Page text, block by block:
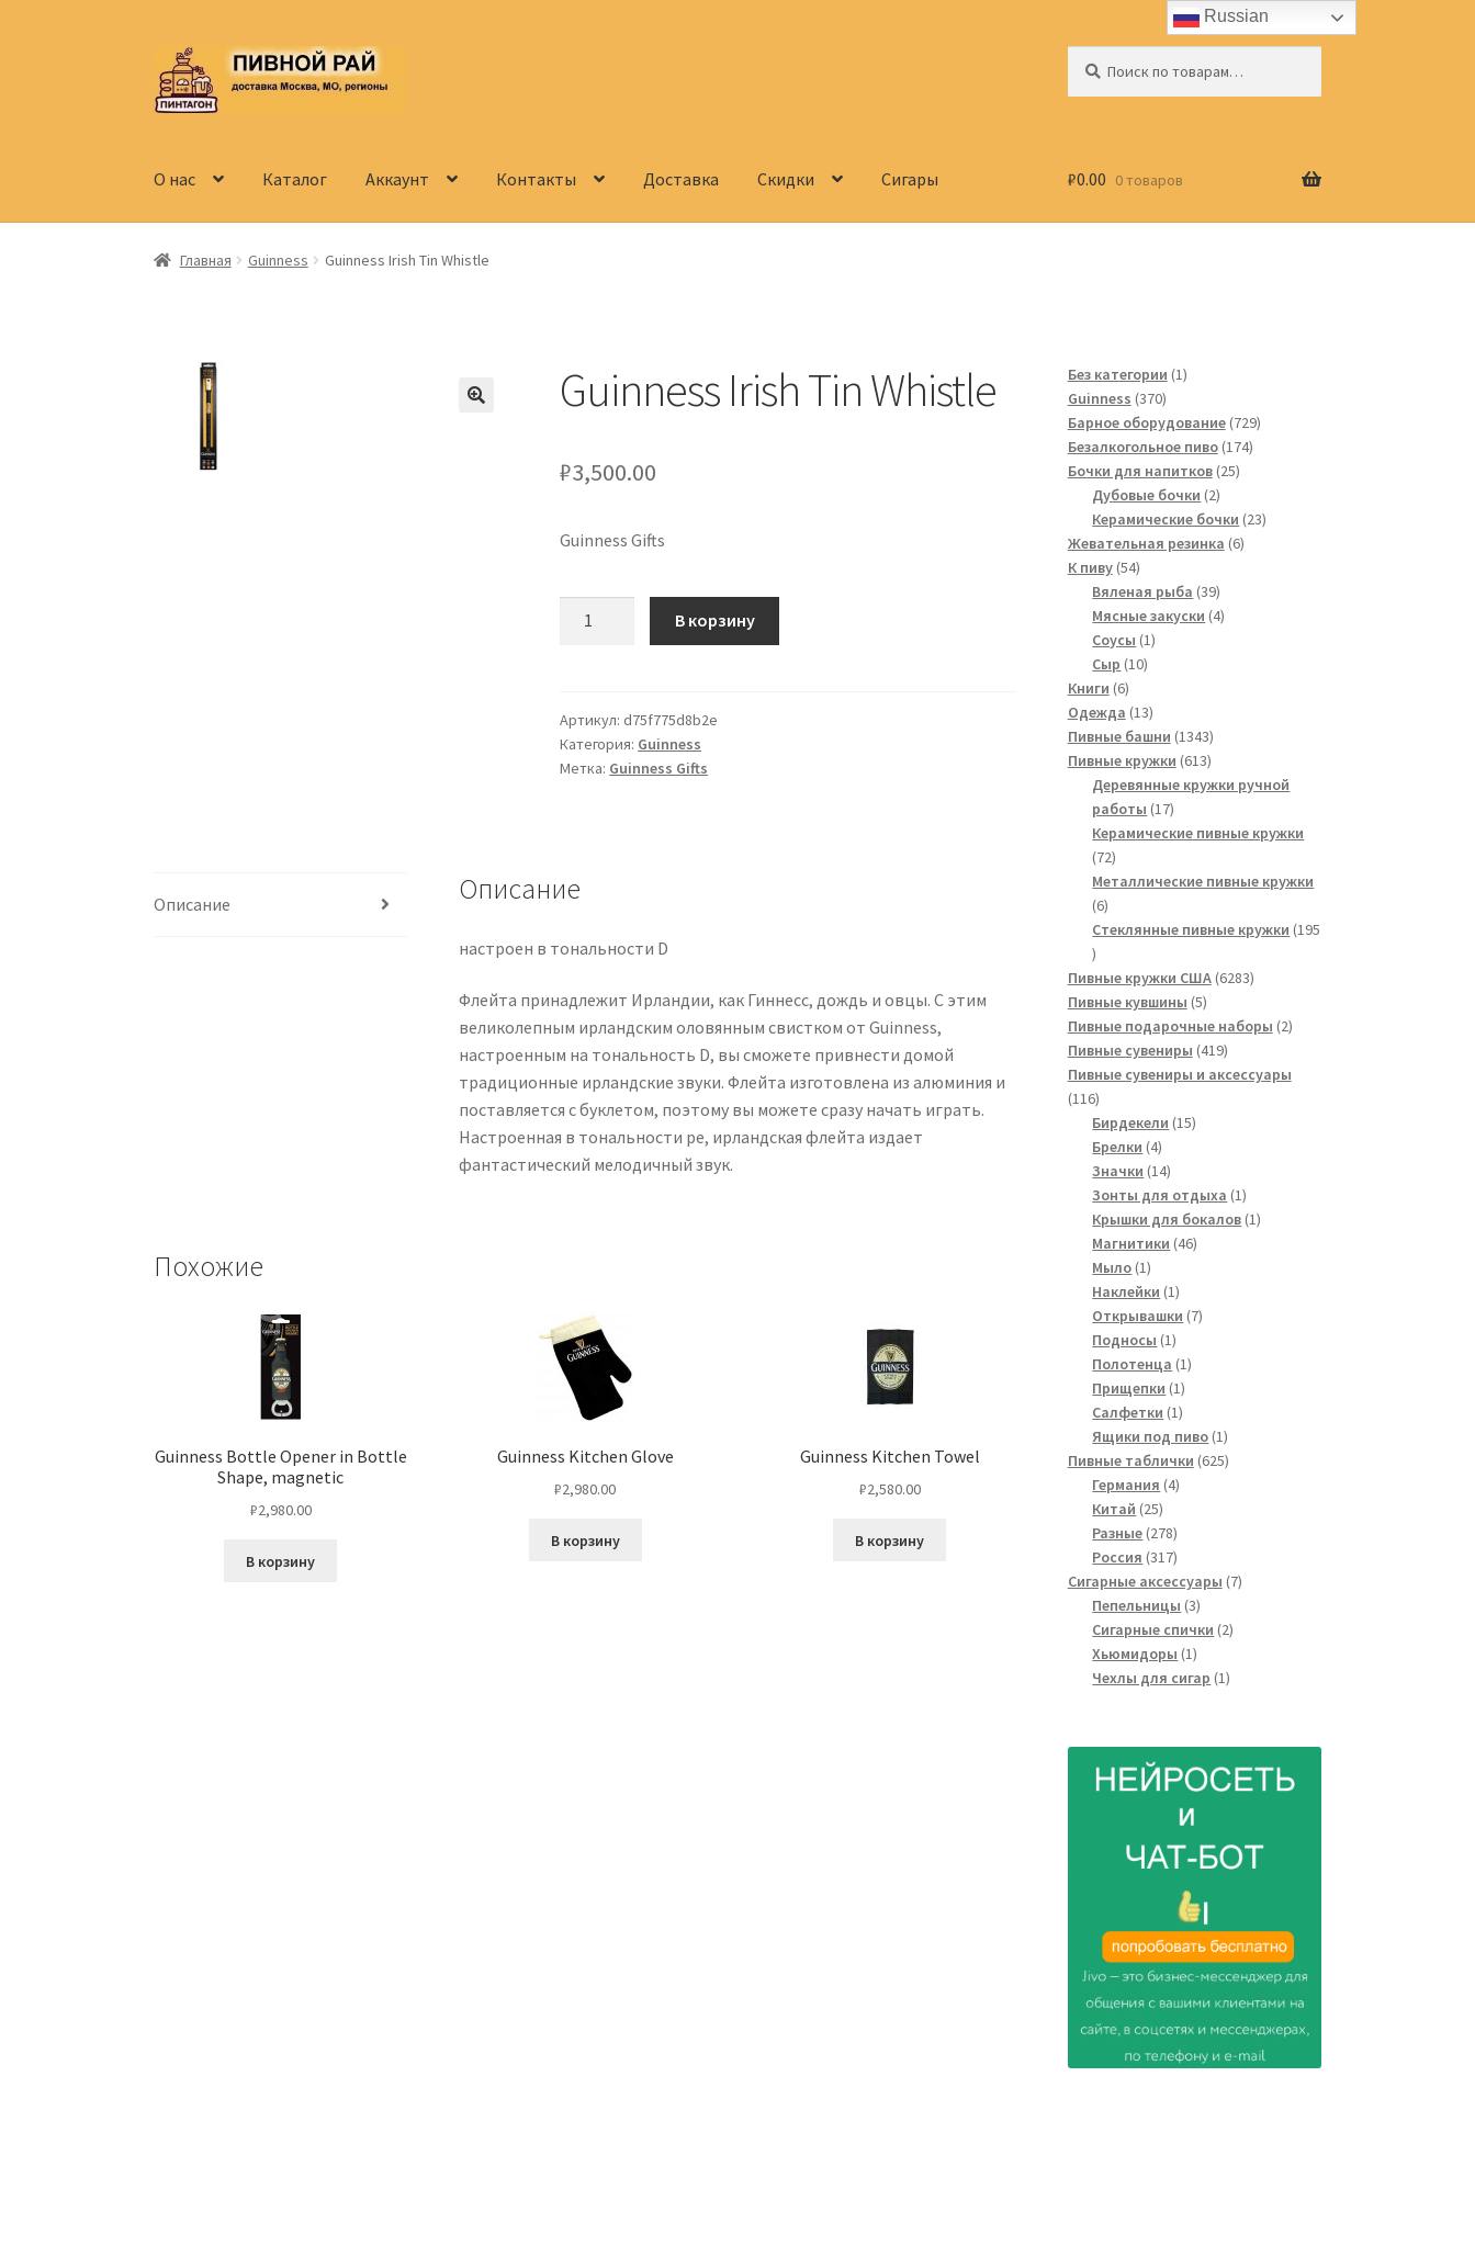
Перейти
к
навигации
Перейти
к
содержимому
О нас Каталог Аккаунт Контакты Доставка Скидки Сигары
Главная Аккаунт Доставка Заказ Контакты
₽0.00 0 товаров
Главная Guinness Guinness Irish Tin Whistle
Guinness Irish Tin Whistle
₽3,500.00
Guinness Gifts
Tin
Whistle
В корзину
Артикул: d75f775d8b2e
Категория: Guinness
Метка: Guinness Gifts
Описание Описание
настроен в тональности D
Флейта принадлежит Ирландии, как Гиннесс, дождь и овцы. С этим
великолепным ирландским оловянным свистком от Guinness,
настроенным на тональность D, вы сможете привнести домой
традиционные ирландские звуки. Флейта изготовлена ​​из алюминия и
поставляется с буклетом, поэтому вы можете сразу начать играть.
Настроенная в тональности ре, ирландская флейта издает
фантастический мелодичный звук.
Похожие
Guinness Bottle Opener in Bottle
Shape, magnetic
₽2,980.00
В корзину
Guinness Kitchen Glove
₽2,980.00
В корзину
Guinness Kitchen Towel
₽2,580.00
В корзину
Без категории 11
Guinness 370370
товаров
Барное оборудование 729729
Безалкогольное пиво 174174
Бочки для напитков 2525
Дубовые бочки 22
товара
Керамические бочки 2323
Жевательная резинка 66
К пиву 5454
товара
Вяленая рыба 3939
товаров
Мясные закуски 44
Соусы 11
Сыр 1010
Книги 66
товаров
Одежда 1313
товаров
Пивные башни 13431343
товара
Пивные кружки 613613
товаров
Деревянные кружки ручной
работы 1717
товаров
Керамические пивные кружки
7272
товара
Металлические пивные кружки
66
товаров
Стеклянные пивные кружки 195
195
товаров
Пивные кружки США 62836283
Пивные кувшины 55
товаров
Пивные подарочные наборы 22
Пивные сувениры 419419
товаров
Пивные сувениры и аксессуары
116116
товаров
Бирдекели 1515
Брелки 44
товара
Значки 1414
товаров
Зонты для отдыха 11
товар
Крышки для бокалов 11
Магнитики 4646
Мыло 11
товар
Наклейки 11
товар
Открывашки 77
Подносы 11
товар
Полотенца 11
Прищепки 11
товар
Салфетки 11
товар
Ящики под пиво 11
товар
Пивные таблички 625625
Германия 44
Китай 2525
товаров
Разные 278278
товаров
Россия 317317
товаров
Сигарные аксессуары 77
Пепельницы 33
товара
Сигарные спички 22
Хьюмидоры 11
товар
Чехлы для сигар 11
Russian